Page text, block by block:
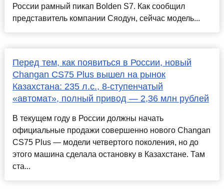
России рамный пикап Bolden S7. Как сообщил
представитель компании Сяодун, сейчас модель...
Перед тем, как появиться в России, новый
Changan CS75 Plus вышел на рынок
Казахстана: 235 л.с., 8-ступенчатый
«автомат», полный привод — 2,36 млн рублей
В текущем году в России должны начать
официальные продажи совершенно нового Changan
CS75 Plus — модели четвертого поколения, но до
этого машина сделала остановку в Казахстане. Там
ста...